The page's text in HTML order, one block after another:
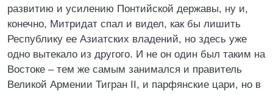
развитию и усилению Понтийской державы, ну и,
конечно, Митридат спал и видел, как бы лишить
Республику ее Азиатских владений, но здесь уже
одно вытекало из другого. И не он один был таким на
Востоке – тем же самым занимался и правитель
Великой Армении Тигран II, и парфянские цари, но в